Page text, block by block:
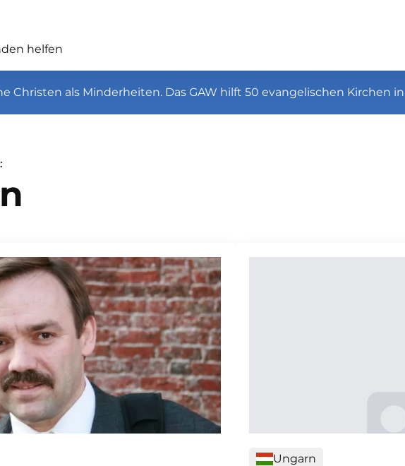
helfen
Christen als Minderheiten. Das GAW hilft 50 evangelischen Kirchen
Ungarn